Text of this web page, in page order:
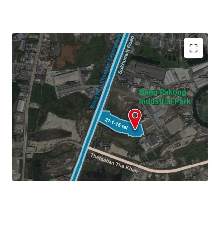
Land area: 27-1-15 rai (10,915 sq.wah (or 43,660 sqm.)
Frontage:
90 m. on Sukhumvit Road
Zoning: Purple zone
Land Tenure: Freehold